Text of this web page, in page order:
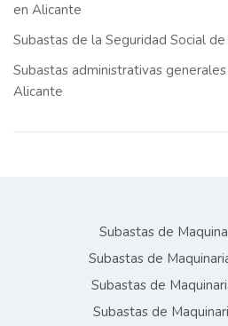
en Alicante
Subastas de la Seguridad Social
Subastas administrativas
Alicante
Subastas de
Subastas de
Subastas de
Subastas de